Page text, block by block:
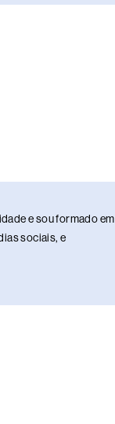
e sou formado em
sociais, e